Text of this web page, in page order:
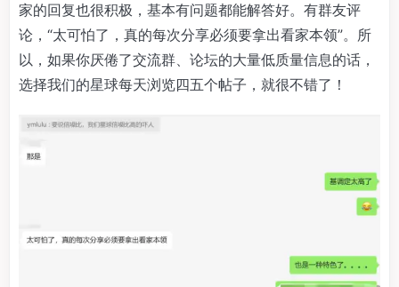
家的回复也很积极，基本有问题都能解答好。有群友评
论，“太可怕了，真的每次分享必须要拿出看家本领”。所
以，如果你厌倦了交流群、论坛的大量低质量信息的话，
选择我们的星球每天浏览四五个帖子，就很不错了！